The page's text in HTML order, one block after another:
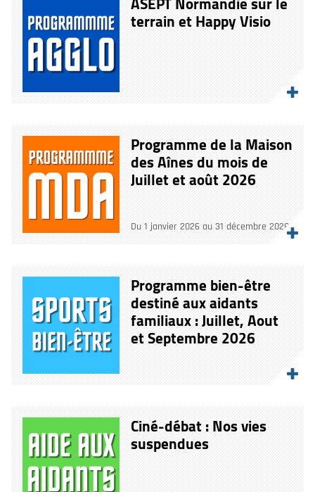
terrain et Happy Visio
Programme de la Maison
des Aînes du mois de
Juillet et août 2026
Du 1 janvier 2026 au 31 décembre 2028
Programme bien-être
destiné aux aidants
familiaux : Juillet, Aout
et Septembre 2026
Ciné-débat : Nos vies
suspendues